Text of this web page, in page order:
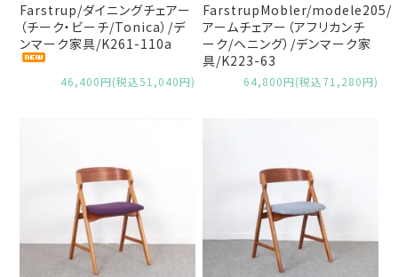
Farstrup/ダイニングチェアー
（チーク・ビーチ/Tonica）/デ
ンマーク家具/K261-110a
46,400円(税込51,040円)
FarstrupMobler/modele205/
アームチェアー（アフリカンチ
ーク/ヘニング）/デンマーク家
具/K223-63
64,800円(税込71,280円)